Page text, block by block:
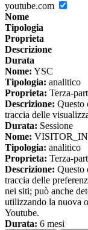
youtube.com
Nome
Tipologia
Proprieta
Descrizione
Durata
Nome: YSC
Tipologia: analitico
Proprieta: Terza-
Descrizione: Questo
traccia delle
Durata: Sessione
Nome:
Tipologia: analitico
Proprieta: Terza-
Descrizione: Questo
traccia delle
nei siti; può anche
utilizzando la nuova
Youtube.
Durata: 6 mesi